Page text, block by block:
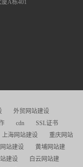
A栋401
外贸网站建设
cdn
SSL证书
上海网站建设
重庆网站
站建设
黄埔网站建
建设
白云网站建